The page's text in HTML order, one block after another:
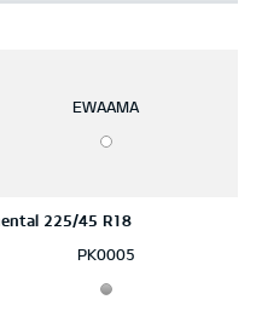
EWAAMA
225/45 R18
PK0005